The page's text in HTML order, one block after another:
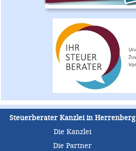
Steuerberater Kanzlei in Herrenberg
Die Kanzlei
Die Partner